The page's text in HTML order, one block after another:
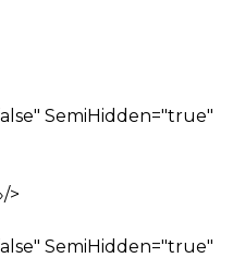
SemiHidden="true"
>
SemiHidden="true"